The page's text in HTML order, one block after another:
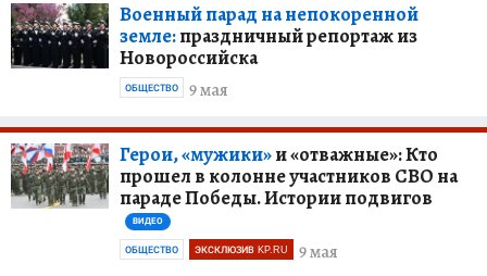
Военный парад на непокоренной
земле:праздничный репортаж из
Новороссийска
9 мая
ОБЩЕСТВО
Герои, «мужики»и «отважные»: Кто
прошел в колонне участников СВО на
параде Победы. Истории подвигов
ВИДЕО
9 мая
ОБЩЕСТВО ЭКСКЛЮЗИВ KP.RU